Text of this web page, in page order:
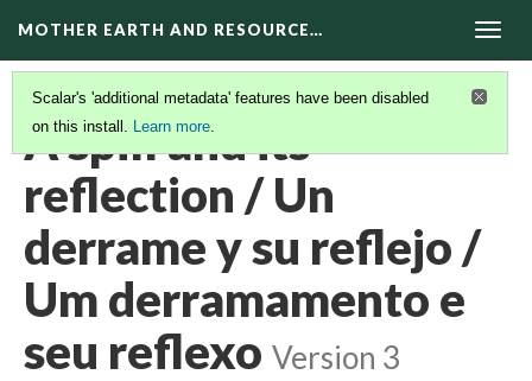
MOTHER EARTH AND RESOURCE…
Scalar's 'additional metadata' features have been disabled
on this install. Learn more.
A spill and its
reflection / Un
derrame y su reflejo /
Um derramamento e
seu reflexo Version 3